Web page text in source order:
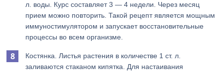
л. воды. Курс составляет 3 — 4 недели. Через месяц
прием можно повторить. Такой рецепт является мощным
иммуностимулятором и запускает восстановительные
процессы во всем организме.
Костянка. Листья растения в количестве 1 ст. л.
заливаются стаканом кипятка. Для настаивания